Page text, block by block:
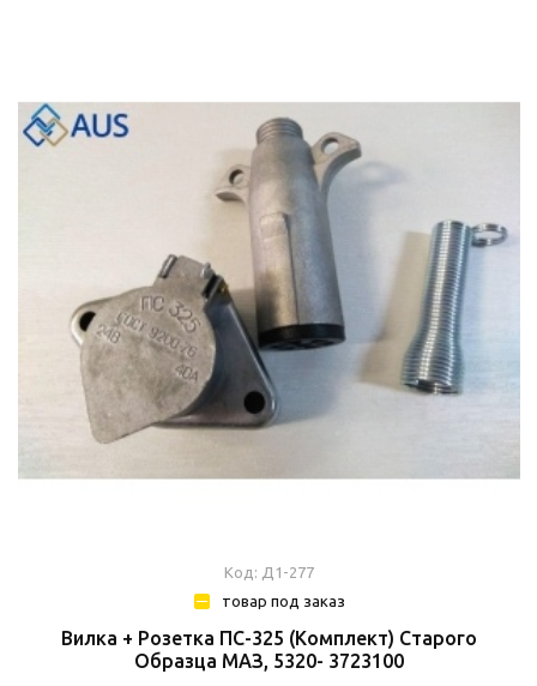
Код: Д1-277
товар под заказ
Вилка + Розетка ПС-325 (комплект) Старого
Образца МАЗ, 5320- 3723100